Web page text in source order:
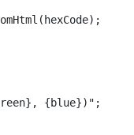
{blue})";